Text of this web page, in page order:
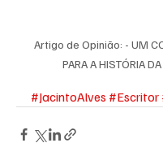
Artigo de Opinião: - UM
PARA A HISTÓRIA
#JacintoAlves #Escritor